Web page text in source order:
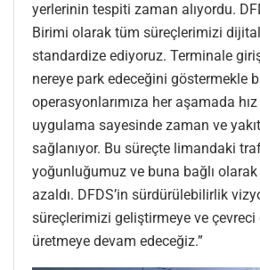
yerlerinin tespiti zaman alıyordu.
Birimi olarak tüm süreçlerimizi
standardize ediyoruz. Terminale
nereye park edeceğini göstermekle
operasyonlarımıza her aşamada
uygulama sayesinde zaman ve
sağlanıyor. Bu süreçte limandaki
yoğunluğumuz ve buna bağlı olarak
azaldı. DFDS’in sürdürülebilirlik
süreçlerimizi geliştirmeye ve
üretmeye devam edeceğiz.”